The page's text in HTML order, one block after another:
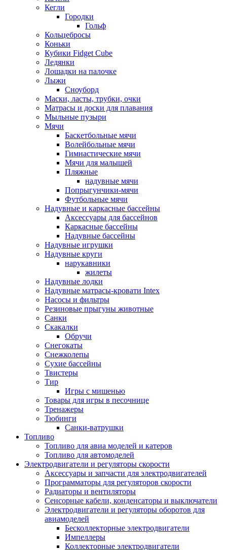
Кегли
Городки
Гольф
Кольцебросы
Коньки
Кубики Fidget Cube
Ледянки
Лошадки на палочке
Лыжи
Сноуборд
Маски, ласты, трубки, очки
Матрасы и доски для плавания
Мыльные пузыри
Мячи
Баскетбольные мячи
Волейбольные мячи
Гимнастические мячи
Мячи для малышей
Пляжные
надувные мячи
Попрыгунчики-мячи
Футбольные мячи
Надувные и каркасные бассейны
Аксессуары для бассейнов
Каркасные бассейны
Надувные бассейны
Надувные игрушки
Надувные круги
нарукавники
жилеты
Надувные лодки
Надувные матрасы-кровати Intex
Насосы и фильтры
Резиновые прыгуны животные
Санки
Скакалки
Обручи
Снегокаты
Снежколепы
Сухие бассейны
Твистеры
Тир
Игры с мишенью
Товары для игры в песочнице
Тренажеры
Тюбинги
Санки-ватрушки
Топливо
Топливо для авиа моделей и катеров
Топливо для автомоделей
Электродвигатели и регуляторы скорости
Аксессуары и запчасти для электродвигателей
Программаторы для регуляторов скорости
Радиаторы и вентиляторы
Сенсорные кабели, конденсаторы и выключатели
Электродвигатели и регуляторы оборотов для
авиамоделей
Бесколлекторные электродвигатели
Импеллеры
Коллекторные электродвигатели